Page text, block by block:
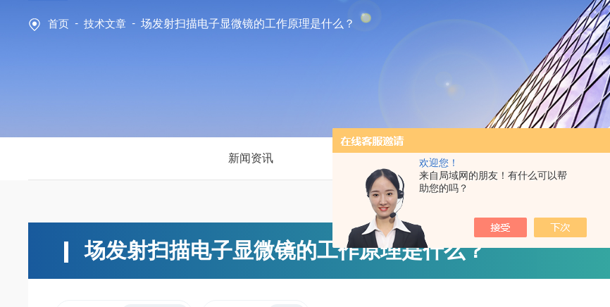
欢迎您！
来自局域网的朋友！有什么可以帮
助您的吗？
首页 - 技术文章 - 场发射扫描电子显微镜的工作原理是什么？
新闻资讯
场发射扫描电子显微镜的工作原理是什么？